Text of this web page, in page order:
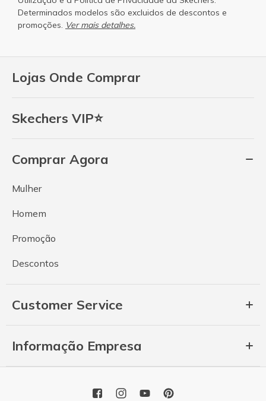
Lojas Onde Comprar
Skechers VIP⭐
Comprar Agora
Mulher
Homem
Promoção
Descontos
Customer Service
Informação Empresa
Determinados modelos são excluidos de descontos e
promoções. Ver mais detalhes.